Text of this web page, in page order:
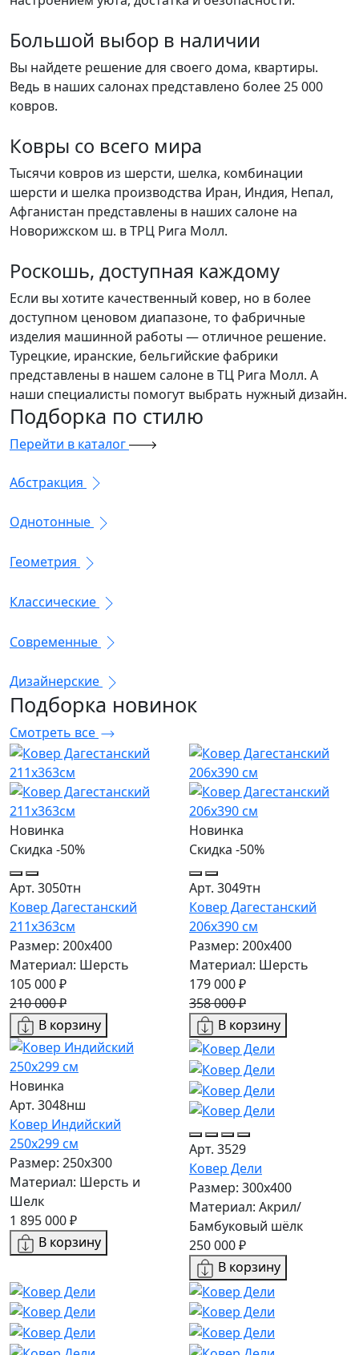
Большой выбор в наличии
Вы найдете решение для своего дома, квартиры.
Ведь в наших салонах представлено более 25 000
ковров.
Ковры со всего мира
Тысячи ковров из шерсти, шелка, комбинации
шерсти и шелка производства Иран, Индия, Непал,
Афганистан представлены в наших салоне на
Новорижском ш. в ТРЦ Рига Молл.
Роскошь, доступная каждому
Если вы хотите качественный ковер, но в более
доступном ценовом диапазоне, то фабричные
изделия машинной работы — отличное решение.
Турецкие, иранские, бельгийские фабрики
представлены в нашем салоне в ТЦ Рига Молл. А
наши специалисты помогут выбрать нужный дизайн.
Подборка по стилю
Перейти в каталог
Абстракция
Однотонные
Геометрия
Классические
Современные
Дизайнерские
Подборка новинок
Смотреть все
Новинка
Скидка -50%
Арт. 3050тн
Ковер Дагестанский
211x363см
Размер: 200х400
Материал: Шерсть
105 000 ₽
210 000 ₽
В корзину
Новинка
Скидка -50%
Арт. 3049тн
Ковер Дагестанский
206x390 см
Размер: 200х400
Материал: Шерсть
179 000 ₽
358 000 ₽
В корзину
Новинка
Арт. 3048нш
Ковер Индийский
250x299 см
Размер: 250x300
Материал: Шерсть и
Шелк
1 895 000 ₽
В корзину
Арт. 3529
Ковер Дели
Размер: 300х400
Материал: Акрил/
Бамбуковый шёлк
250 000 ₽
В корзину